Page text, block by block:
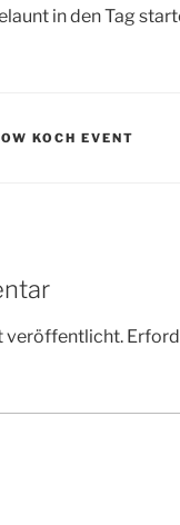
in den Tag
KOCH EVENT
veröffentlicht.